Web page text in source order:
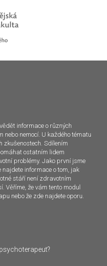
informace o různých
nebo nemocí. U každého tématu
zkušenostech. Sdílením
ostatním lidem
problémy. Jako první jsme
informace o tom, jak
stáří není zdravotním
Věříme, že vám tento modul
nebo že zde najdete oporu.